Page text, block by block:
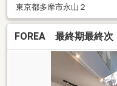
東京都多摩市永山２
FOREA 最終期最終次